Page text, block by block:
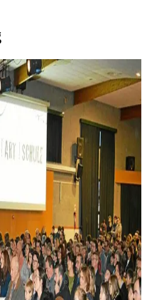
organisait, mardi, sa
Tous les niveaux étaient
(plus de 300 personnes).